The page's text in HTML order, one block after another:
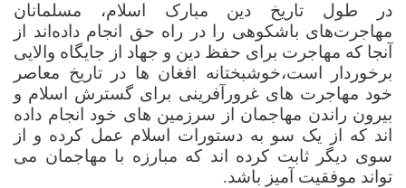
در طول تاریخ دین مبارک اسلام، مسلمانان
مهاجرت‌های باشکوهی را در راه حق انجام داده‌اند از
آنجا که مهاجرت برای حفظ دین و جهاد از جایگاه والایی
برخوردار است،خوشبختانه افغان ها در تاریخ معاصر
خود مهاجرت های غرورآفرینی برای گسترش اسلام و
بیرون راندن مهاجمان از سرزمین های خود انجام داده
اند که از یک سو به دستورات اسلام عمل کرده و از
سوی دیگر ثابت کرده اند که مبارزه با مهاجمان می
تواند موفقیت آمیز باشد.